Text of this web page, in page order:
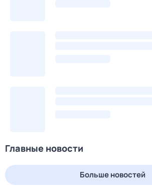
Главные новости
Больше новостей